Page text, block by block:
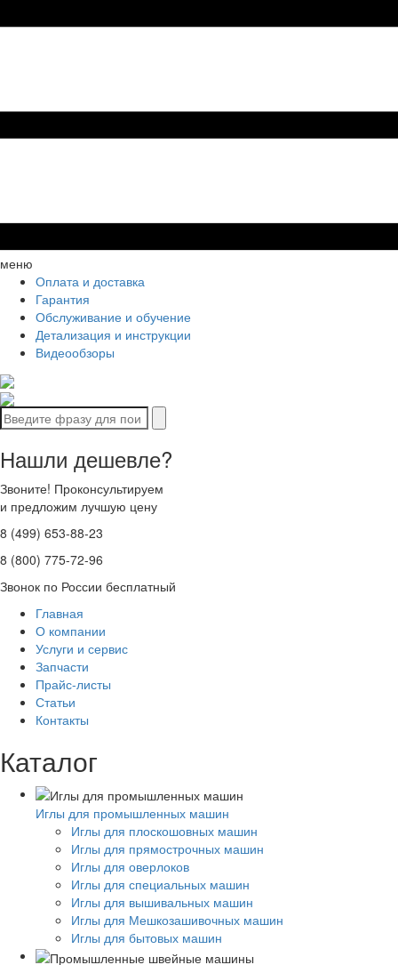
меню
Оплата и доставка
Гарантия
Обслуживание и обучение
Детализация и инструкции
Видеообзоры
Нашли дешевле?
Звоните! Проконсультируем
и предложим лучшую цену
8 (499) 653-88-23
8 (800) 775-72-96
Звонок по России бесплатный
Главная
О компании
Услуги и сервис
Запчасти
Прайс-листы
Статьи
Контакты
Каталог
Иглы для промышленных машин
Иглы для плоскошовных машин
Иглы для прямострочных машин
Иглы для оверлоков
Иглы для специальных машин
Иглы для вышивальных машин
Иглы для Мешкозашивочных машин
Иглы для бытовых машин